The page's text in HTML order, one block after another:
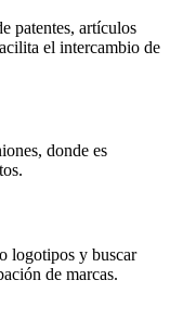
patentes, artículos
el intercambio de
donde es
logotipos y buscar
de marcas.